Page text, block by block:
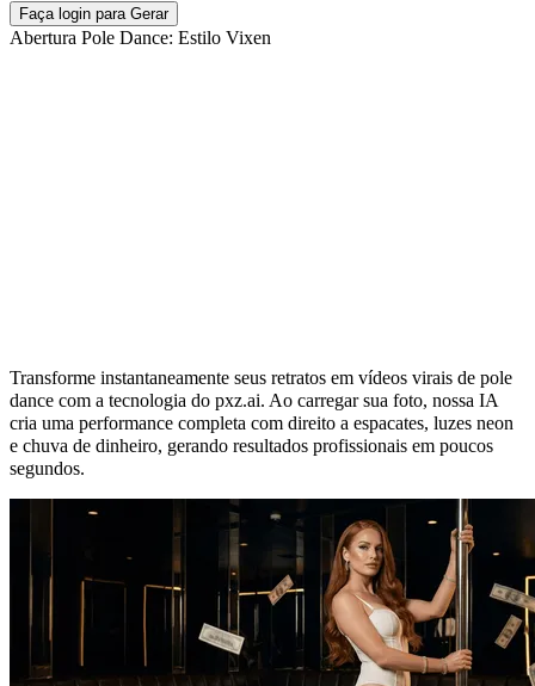
Faça login para Gerar
Abertura Pole Dance: Estilo Vixen
Transforme instantaneamente seus retratos em vídeos virais de pole
dance com a tecnologia do pxz.ai. Ao carregar sua foto, nossa IA
cria uma performance completa com direito a espacates, luzes neon
e chuva de dinheiro, gerando resultados profissionais em poucos
segundos.